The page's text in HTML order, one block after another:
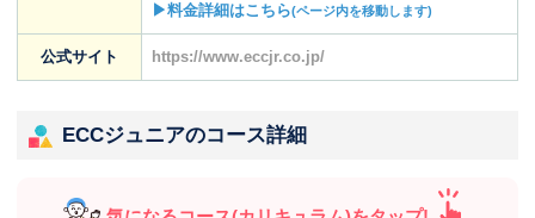
▶料金詳細はこちら(ページ内を移動します)
公式サイト https://www.eccjr.co.jp/
ECCジュニアのコース詳細